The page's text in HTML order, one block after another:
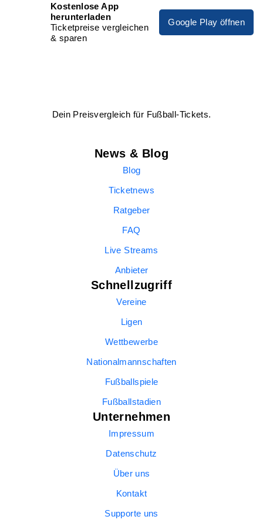
Kostenlose App
herunterladen
Ticketpreise vergleichen
& sparen
Google Play öffnen
Dein Preisvergleich für Fußball-Tickets.
News & Blog
Blog
Ticketnews
Ratgeber
FAQ
Live Streams
Anbieter
Schnellzugriff
Vereine
Ligen
Wettbewerbe
Nationalmannschaften
Fußballspiele
Fußballstadien
Unternehmen
Impressum
Datenschutz
Über uns
Kontakt
Supporte uns